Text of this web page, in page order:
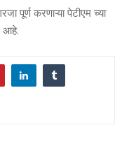
पूर्ण करणाऱ्या पेटीएम च्या
आहे.